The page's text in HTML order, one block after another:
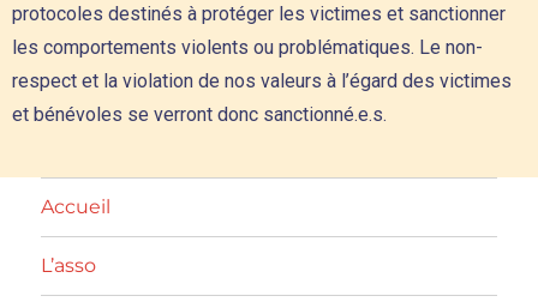
protocoles destinés à protéger les victimes et sanctionner
les comportements violents ou problématiques. Le non-
respect et la violation de nos valeurs à l’égard des victimes
et bénévoles se verront donc sanctionné.e.s.
Accueil
L’asso